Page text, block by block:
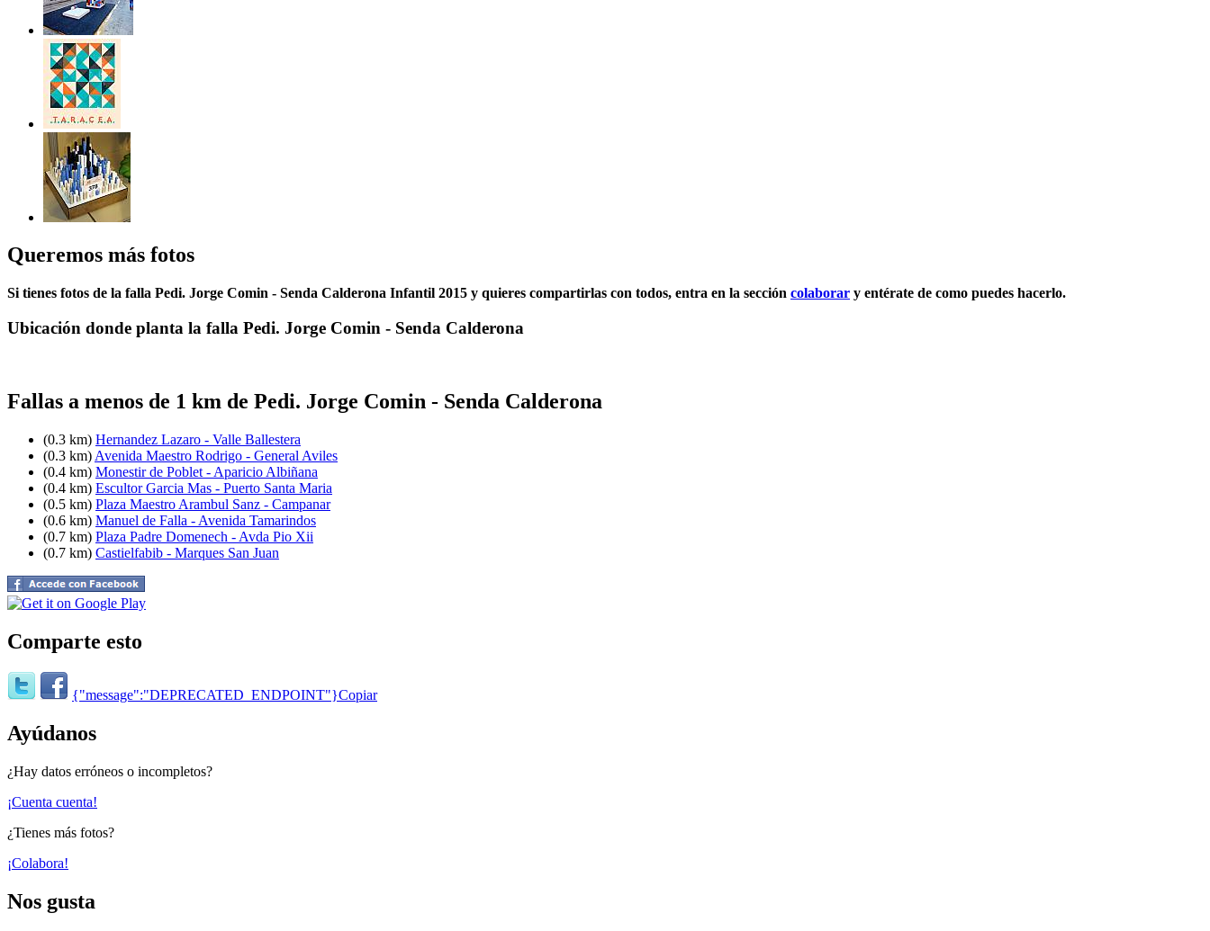
Queremos más fotos
Si tienes fotos de la falla Pedi. Jorge Comin - Senda Calderona Infantil 2015 y quieres compartirlas con todos, entra en la sección colaborar y entérate de como puedes hacerlo.
Ubicación donde planta la falla Pedi. Jorge Comin - Senda Calderona
Fallas a menos de 1 km de Pedi. Jorge Comin - Senda Calderona
(0.3 km) Hernandez Lazaro - Valle Ballestera
(0.3 km) Avenida Maestro Rodrigo - General Aviles
(0.4 km) Monestir de Poblet - Aparicio Albiñana
(0.4 km) Escultor Garcia Mas - Puerto Santa Maria
(0.5 km) Plaza Maestro Arambul Sanz - Campanar
(0.6 km) Manuel de Falla - Avenida Tamarindos
(0.7 km) Plaza Padre Domenech - Avda Pio Xii
(0.7 km) Castielfabib - Marques San Juan
Comparte esto
{"message":"DEPRECATED_ENDPOINT"}Copiar
Ayúdanos
¿Hay datos erróneos o incompletos?
¡Cuenta cuenta!
¿Tienes más fotos?
¡Colabora!
Nos gusta